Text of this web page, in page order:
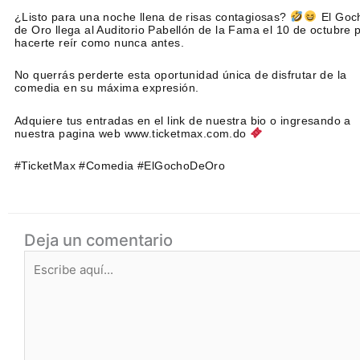
¿Listo para una noche llena de risas contagiosas?
El
de Oro llega al Auditorio Pabellón de la Fama el 10 de octubre
hacerte reír como nunca antes.
No querrás perderte esta oportunidad única de disfrutar de la
comedia en su máxima expresión.
Adquiere tus entradas en el link de nuestra bio o ingresando a
nuestra pagina web www.ticketmax.com.do
#TicketMax #Comedia #ElGochoDeOro
Deja un comentario
aquí...